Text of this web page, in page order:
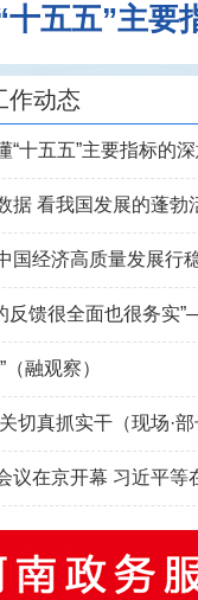
五五”主要
作动态
“十五五”主要指标的
据 看我国发展的蓬勃
融观察）